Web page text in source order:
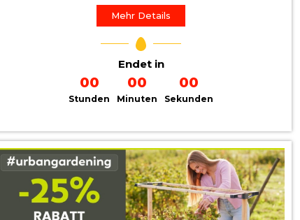
Mehr Details
Endet in
00
Stunden
00
Minuten
00
Sekunden